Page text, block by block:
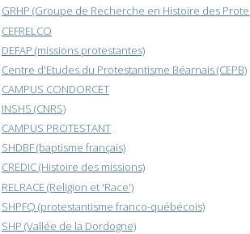
GRHP (Groupe de Recherche en Histoire des
CEFRELCO
DEFAP (missions protestantes)
Centre d'Etudes du Protestantisme Béarnais (CEPB)
CAMPUS CONDORCET
INSHS (CNRS)
CAMPUS PROTESTANT
SHDBF (baptisme français)
CREDIC (Histoire des missions)
RELRACE (Religion et 'Race')
SHPFQ (protestantisme franco-québécois)
SHP (Vallée de la Dordogne)